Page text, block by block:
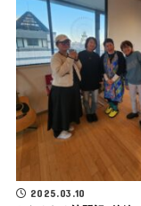
2025.03.10